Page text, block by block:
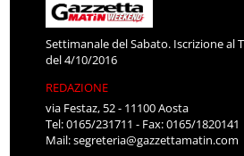
Settimanale del Sabato. Iscrizione al
del 4/10/2016
REDAZIONE
via Festaz, 52 - 11100 Aosta
Tel: 0165/231711 - Fax: 0165/1820141
Mail:segreteria@gazzettamatin.com